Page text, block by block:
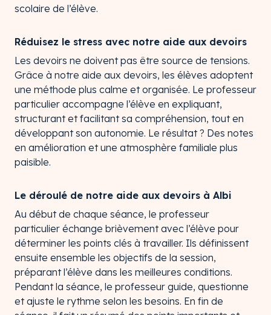
scolaire de l’élève.
Réduisez le stress avec notre aide aux devoirs
Les devoirs ne doivent pas être source de tensions.
Grâce à notre aide aux devoirs, les élèves adoptent
une méthode plus calme et organisée. Le professeur
particulier accompagne l’élève en expliquant,
structurant et facilitant sa compréhension, tout en
développant son autonomie. Le résultat ? Des notes
en amélioration et une atmosphère familiale plus
paisible.
Le déroulé de notre aide aux devoirs à Albi
Au début de chaque séance, le professeur
particulier échange brièvement avec l’élève pour
déterminer les points clés à travailler. Ils définissent
ensuite ensemble les objectifs de la session,
préparant l’élève dans les meilleures conditions.
Pendant la séance, le professeur guide, questionne
et ajuste le rythme selon les besoins. En fin de